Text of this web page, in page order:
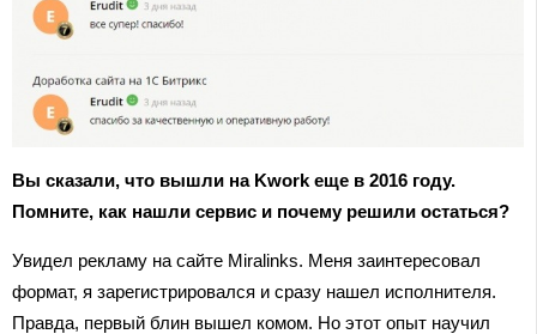
Вы сказали, что вышли на Kwork еще в 2016 году.
Помните, как нашли сервис и почему решили остаться?
Увидел рекламу на сайте Miralinks. Меня заинтересовал
формат, я зарегистрировался и сразу нашел исполнителя.
Правда, первый блин вышел комом. Но этот опыт научил